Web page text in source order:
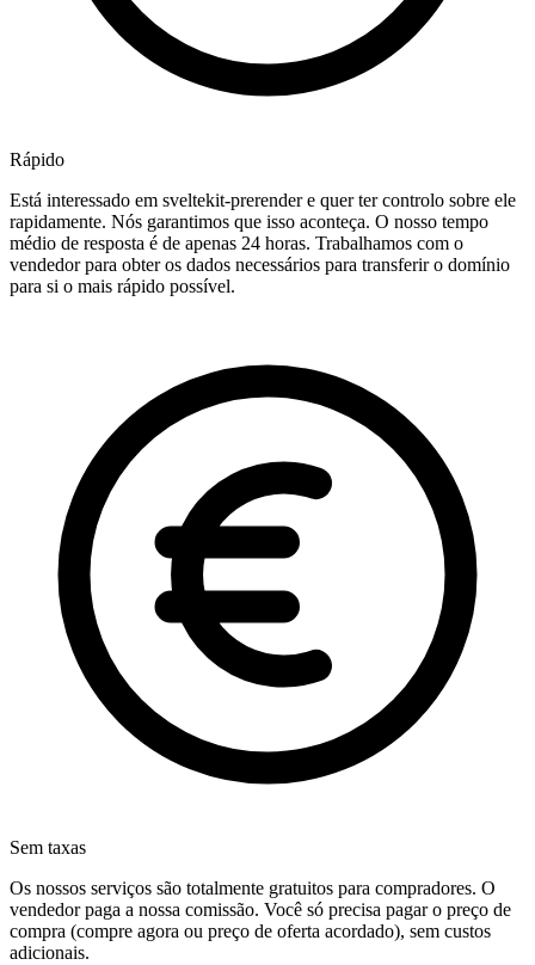
Rápido
Está interessado em sveltekit-prerender e quer ter controlo sobre ele
rapidamente. Nós garantimos que isso aconteça. O nosso tempo
médio de resposta é de apenas 24 horas. Trabalhamos com o
vendedor para obter os dados necessários para transferir o domínio
para si o mais rápido possível.
Sem taxas
Os nossos serviços são totalmente gratuitos para compradores. O
vendedor paga a nossa comissão. Você só precisa pagar o preço de
compra (compre agora ou preço de oferta acordado), sem custos
adicionais.